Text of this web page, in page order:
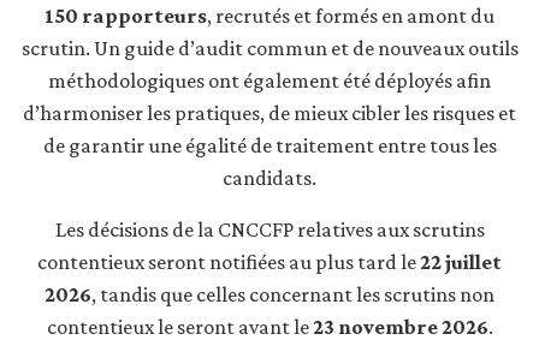
150 rapporteurs, recrutés et formés en amont du
scrutin. Un guide d’audit commun et de nouveaux outils
méthodologiques ont également été déployés afin
d’harmoniser les pratiques, de mieux cibler les risques et
de garantir une égalité de traitement entre tous les
candidats.
Les décisions de la CNCCFP relatives aux scrutins
contentieux seront notifiées au plus tard le22 juillet
2026, tandis que celles concernant les scrutins non
contentieux le seront avant le23 novembre 2026.